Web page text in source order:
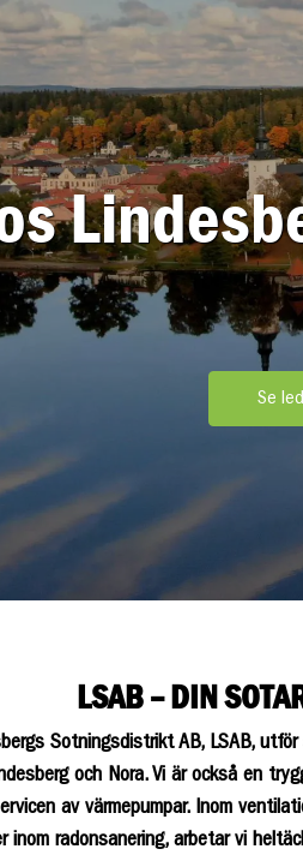
Se
LSAB – DIN
Sotningsdistrikt AB, LSAB,
och Nora. Vi är också en
av värmepumpar. Inom
inom radonsanering, arbetar vi